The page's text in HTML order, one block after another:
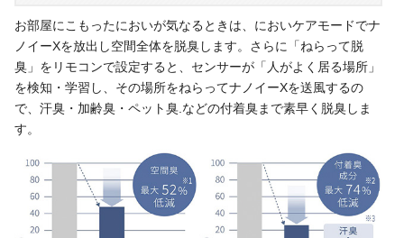
お部屋にこもったにおいが気なるときは、においケアモードでナ
ノイーXを放出し空間全体を脱臭します。さらに「ねらって脱
臭」をリモコンで設定すると、センサーが「人がよく居る場所」
を検知・学習し、その場所をねらってナノイーXを送風するの
で、汗臭・加齢臭・ペット臭.などの付着臭まで素早く脱臭しま
す。